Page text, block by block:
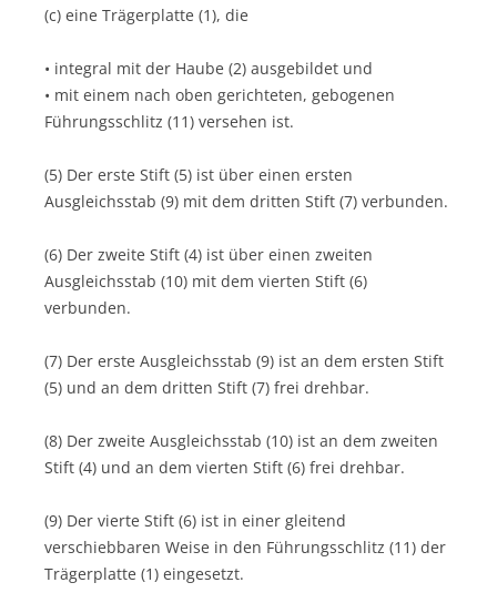
(c) eine Trägerplatte (1), die
• integral mit der Haube (2) ausgebildet und
• mit einem nach oben gerichteten, gebogenen
Führungsschlitz (11) versehen ist.
(5) Der erste Stift (5) ist über einen ersten
Ausgleichsstab (9) mit dem dritten Stift (7) verbunden.
(6) Der zweite Stift (4) ist über einen zweiten
Ausgleichsstab (10) mit dem vierten Stift (6)
verbunden.
(7) Der erste Ausgleichsstab (9) ist an dem ersten Stift
(5) und an dem dritten Stift (7) frei drehbar.
(8) Der zweite Ausgleichsstab (10) ist an dem zweiten
Stift (4) und an dem vierten Stift (6) frei drehbar.
(9) Der vierte Stift (6) ist in einer gleitend
verschiebbaren Weise in den Führungsschlitz (11) der
Trägerplatte (1) eingesetzt.